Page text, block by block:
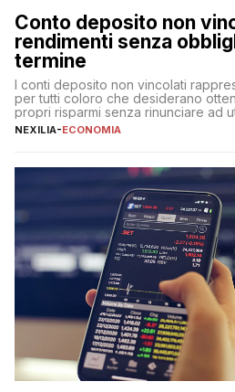
Conto deposito non
rendimenti senza
termine
I conti deposito non vincolati
per tutti coloro che desiderano
propri risparmi senza rinunciare ad
necessità. A differenza delle forme
flessibilità e rendimento. Come
NEXILIA-ECONOMIA